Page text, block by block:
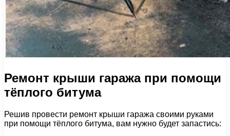
Ремонт крыши гаража при помощи
тёплого битума
Решив провести ремонт крыши гаража своими руками
при помощи тёплого битума, вам нужно будет запастись: